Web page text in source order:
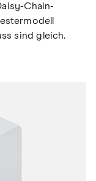
Chain-
sind gleich.